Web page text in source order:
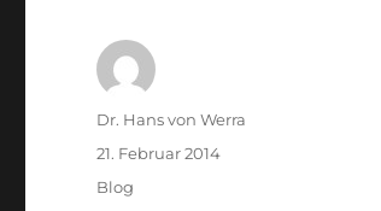
Autor
Dr. Hans von Werra
Veröffentlicht
am
21. Februar 2014
Kategorien
Blog